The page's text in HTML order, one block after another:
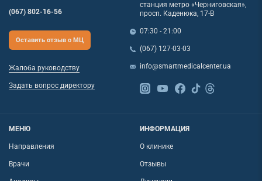
(067) 802-16-56
Оставить отзыв о МЦ
Жалоба руководству
Задать вопрос директору
станция метро «Черниговская»,
просп. Каденюка, 17-В
07:30 - 21:00
(067) 127-03-03
info@smartmedicalcenter.ua
МЕНЮ
Направления
Врачи
ИНФОРМАЦИЯ
О клинике
Отзывы